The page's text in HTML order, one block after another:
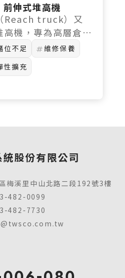
伸式堆高機
Reach truck）又
機，專為高層倉儲
計，具備高揚升、
控特性，是現代倉
用率與作業效率的
位不足
維修保養
性擴充
股份有限公司
梅溪里中山北路二段192號3樓
482-0099
482-7730